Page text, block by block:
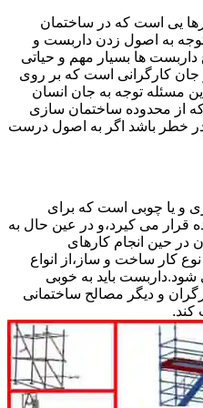
یی است که در ساختمان
به اصول زدن داربست و
داربست ها بسیار مهم و حیاتی
کارگرانی است که بر روی
مسئله توجه به جان انسان
از محدوده ساختمان سازی
خطر باشد اگر به اصول درست
و یا چوبی است که برای
قرار می کیرد،و در عین حال به
در حین انجام کارهای
کار ساخت و ساز،از انواع
باید به خوبی
و دیگر مصالح ساختمانی
کند.